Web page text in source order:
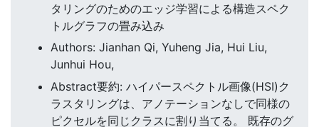
タリングのためのエッジ学習による構造スペク
トルグラフの畳み込み
Authors: Jianhan Qi, Yuheng Jia, Hui Liu,
Junhui Hou,
Abstract要約: ハイパースペクトル画像(HSI)ク
ラスタリングは、アノテーションなしで同様の
ピクセルを同じクラスに割り当てる。 既存のグ